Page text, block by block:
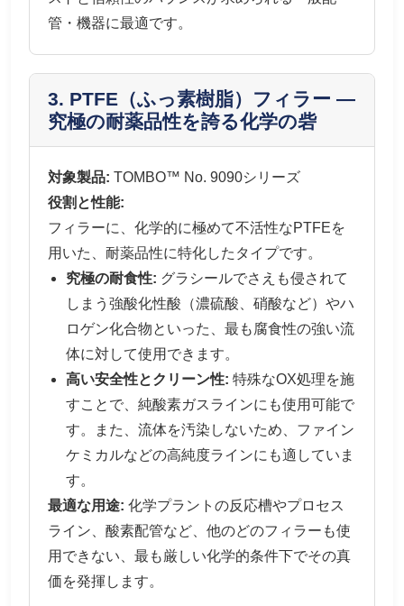
管・機器に最適です。
3. PTFE（ふっ素樹脂）フィラー —
究極の耐薬品性を誇る化学の砦
対象製品: TOMBO™ No. 9090シリーズ
役割と性能:
フィラーに、化学的に極めて不活性なPTFEを
用いた、耐薬品性に特化したタイプです。
究極の耐食性: グラシールでさえも侵されて
しまう強酸化性酸（濃硫酸、硝酸など）やハ
ロゲン化合物といった、最も腐食性の強い流
体に対して使用できます。
高い安全性とクリーン性: 特殊なOX処理を施
すことで、純酸素ガスラインにも使用可能で
す。また、流体を汚染しないため、ファイン
ケミカルなどの高純度ラインにも適していま
す。
最適な用途: 化学プラントの反応槽やプロセス
ライン、酸素配管など、他のどのフィラーも使
用できない、最も厳しい化学的条件下でその真
価を発揮します。